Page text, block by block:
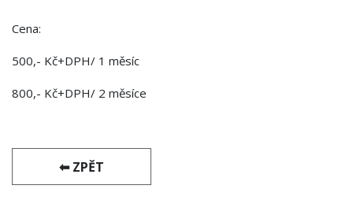
Cena:
500,- Kč+DPH/ 1 měsíc
800,- Kč+DPH/ 2 měsíce
⬅ ZPĚT